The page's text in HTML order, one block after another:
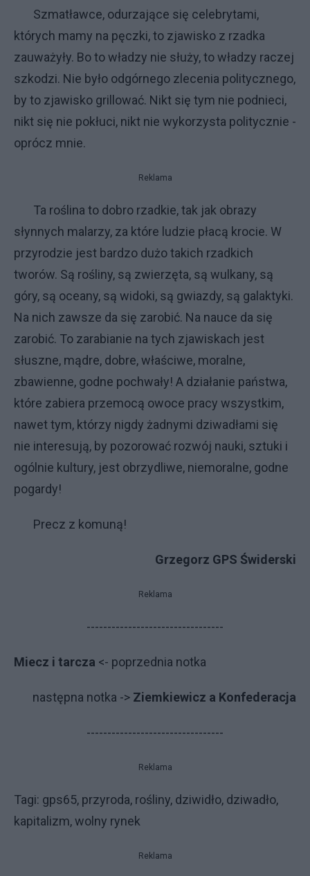
Szmatławce, odurzające się celebrytami,
których mamy na pęczki, to zjawisko z rzadka
zauważyły. Bo to władzy nie służy, to władzy raczej
szkodzi. Nie było odgórnego zlecenia politycznego,
by to zjawisko grillować. Nikt się tym nie podnieci,
nikt się nie pokłuci, nikt nie wykorzysta politycznie -
oprócz mnie.
Reklama
Ta roślina to dobro rzadkie, tak jak obrazy
słynnych malarzy, za które ludzie płacą krocie. W
przyrodzie jest bardzo dużo takich rzadkich
tworów. Są rośliny, są zwierzęta, są wulkany, są
góry, są oceany, są widoki, są gwiazdy, są galaktyki.
Na nich zawsze da się zarobić. Na nauce da się
zarobić. To zarabianie na tych zjawiskach jest
słuszne, mądre, dobre, właściwe, moralne,
zbawienne, godne pochwały! A działanie państwa,
które zabiera przemocą owoce pracy wszystkim,
nawet tym, którzy nigdy żadnymi dziwadłami się
nie interesują, by pozorować rozwój nauki, sztuki i
ogólnie kultury, jest obrzydliwe, niemoralne, godne
pogardy!
Precz z komuną!
Grzegorz GPS Świderski
Reklama
---------------------------------
Miecz i tarcza <- poprzednia notka
następna notka -> Ziemkiewicz a Konfederacja
---------------------------------
Reklama
Tagi: gps65, przyroda, rośliny, dziwidło, dziwadło,
kapitalizm, wolny rynek
Reklama